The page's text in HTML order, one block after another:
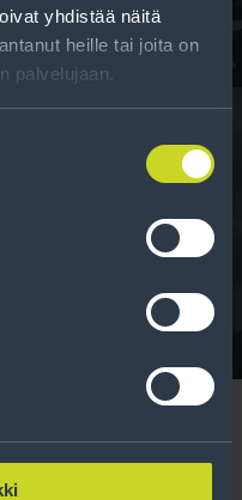
yhdistää näitä
heille tai joita on
palvelujaan.
renkaista ja